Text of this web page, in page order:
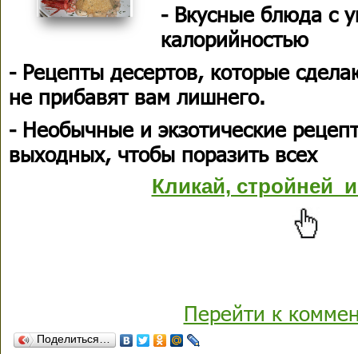
- Вкусные блюда с
калорийностью
- Рецепты десертов, которые
не прибавят вам лишнего.
- Необычные и экзотические
выходных, чтобы поразить всех
Кликай, стройней
Перейти к
Поделиться…